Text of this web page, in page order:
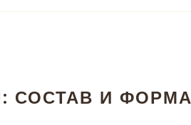
СОСТАВ И